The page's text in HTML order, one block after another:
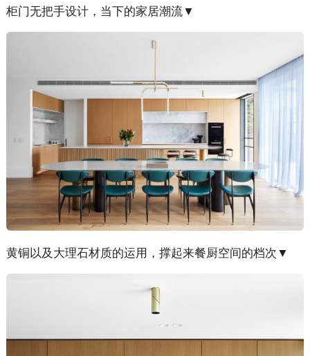
柜门无把手设计，当下的家居潮流▼
黄铜以及大理石材质的运用，撑起来餐厨空间的档次▼